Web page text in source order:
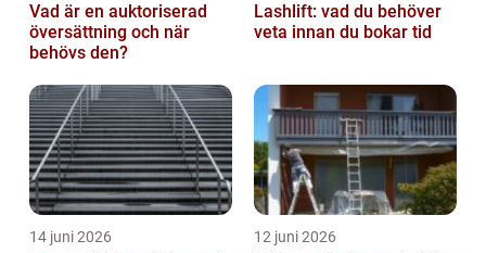
Vad är en auktoriserad
översättning och när
behövs den?
Lashlift: vad du behöver
veta innan du bokar tid
14 juni 2026 12 juni 2026